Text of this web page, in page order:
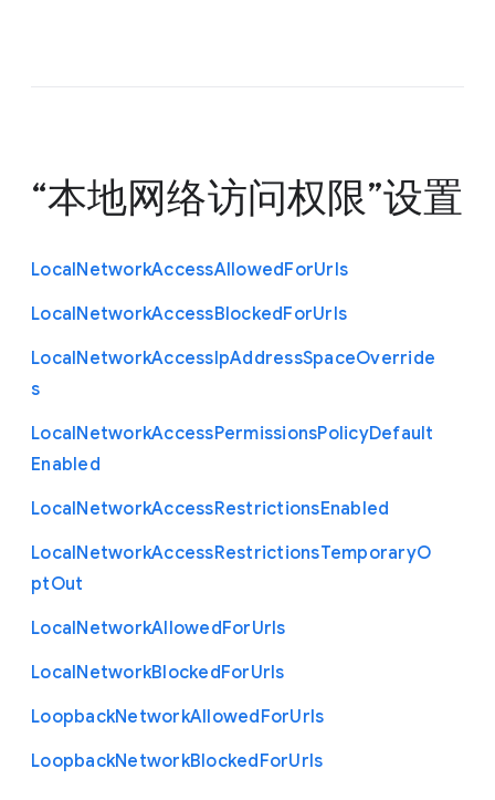
“本地网络访问权限”设置
LocalNetworkAccessAllowedForUrls
LocalNetworkAccessBlockedForUrls
LocalNetworkAccessIpAddressSpaceOverride
s
LocalNetworkAccessPermissionsPolicyDefault
Enabled
LocalNetworkAccessRestrictionsEnabled
LocalNetworkAccessRestrictionsTemporaryO
ptOut
LocalNetworkAllowedForUrls
LocalNetworkBlockedForUrls
LoopbackNetworkAllowedForUrls
LoopbackNetworkBlockedForUrls